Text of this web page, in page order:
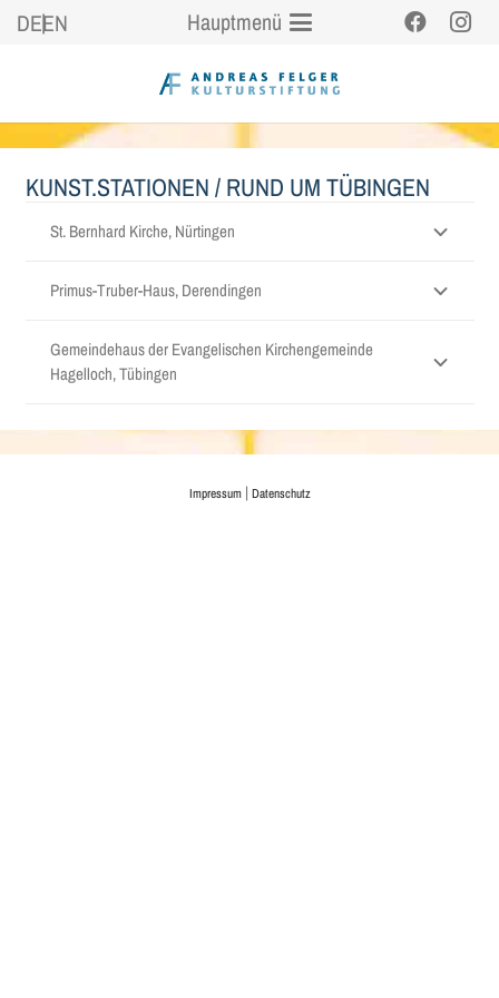
DEEN Hauptmenü
KUNST.STATIONEN / RUND UM TÜBINGEN
St. Bernhard Kirche, Nürtingen
Primus-Truber-Haus, Derendingen
Gemeindehaus der Evangelischen Kirchengemeinde
Hagelloch, Tübingen
Impressum| Datenschutz